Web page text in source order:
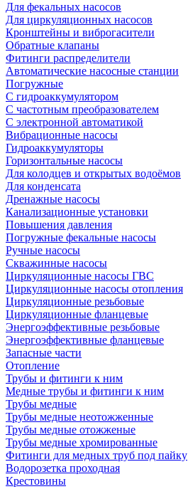
Для фекальных насосов
Для циркуляционных насосов
Кронштейны и виброгасители
Обратные клапаны
Фитинги распределители
Автоматические насосные станции
Погружные
С гидроаккумулятором
С частотным преобразователем
С электронной автоматикой
Вибрационные насосы
Гидроаккумуляторы
Горизонтальные насосы
Для колодцев и открытых водоёмов
Для конденсата
Дренажные насосы
Канализационные установки
Повышения давления
Погружные фекальные насосы
Ручные насосы
Скважинные насосы
Циркуляционные насосы ГВС
Циркуляционные насосы отопления
Циркуляционные резьбовые
Циркуляционные фланцевые
Энергоэффективные резьбовые
Энергоэффективные фланцевые
Запасные части
Отопление
Трубы и фитинги к ним
Медные трубы и фитинги к ним
Трубы медные
Трубы медные неотожженные
Трубы медные отожженые
Трубы медные хромированные
Фитинги для медных труб под пайку
Водорозетка проходная
Крестовины